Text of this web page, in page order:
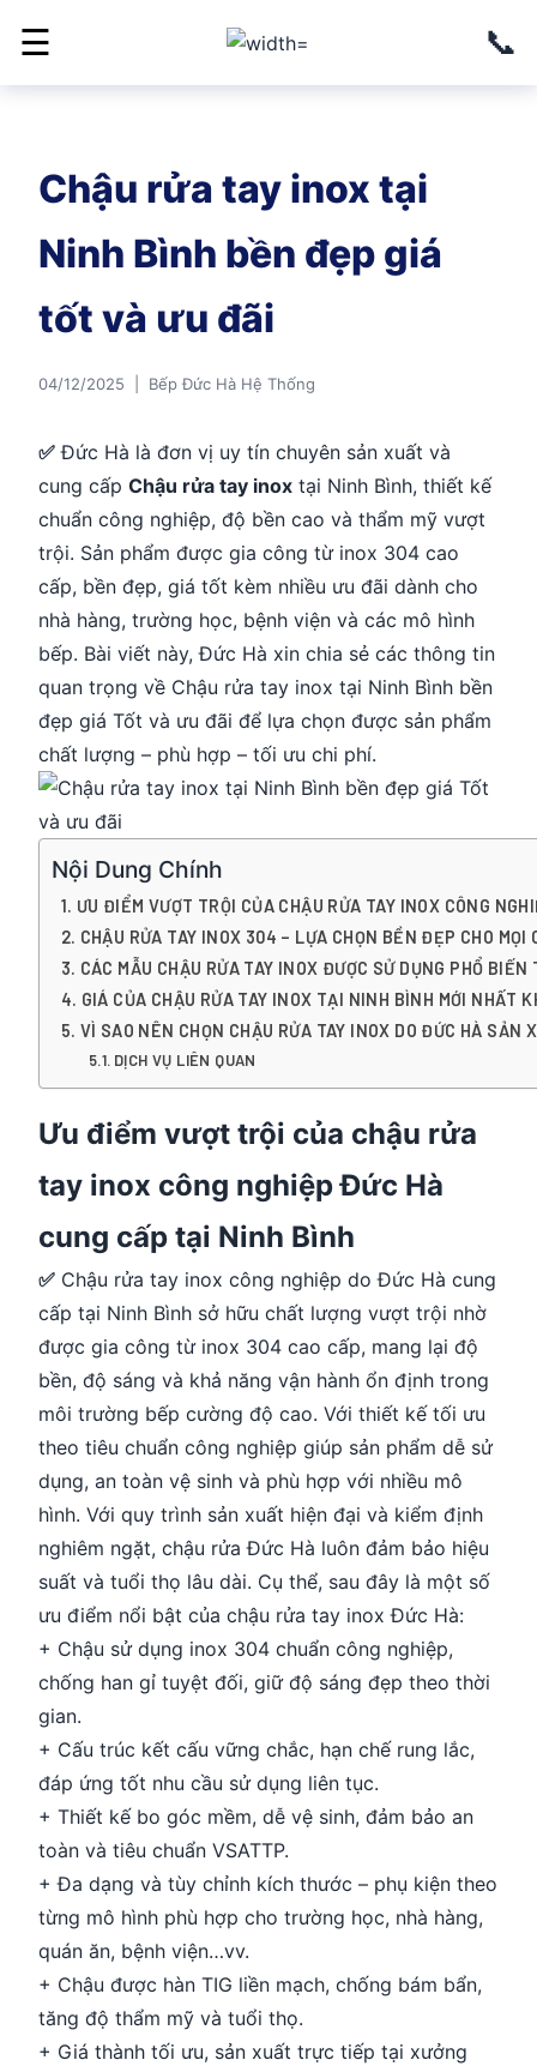
☰ 📞
Chậu rửa tay inox tại
Ninh Bình bền đẹp giá
tốt và ưu đãi
04/12/2025 | Bếp Đức Hà Hệ Thống
✅ Đức Hà là đơn vị uy tín chuyên sản xuất và
cung cấp Chậu rửa tay inox tại Ninh Bình, thiết kế
chuẩn công nghiệp, độ bền cao và thẩm mỹ vượt
trội. Sản phẩm được gia công từ inox 304 cao
cấp, bền đẹp, giá tốt kèm nhiều ưu đãi dành cho
nhà hàng, trường học, bệnh viện và các mô hình
bếp. Bài viết này, Đức Hà xin chia sẻ các thông tin
quan trọng về Chậu rửa tay inox tại Ninh Bình bền
đẹp giá Tốt và ưu đãi để lựa chọn được sản phẩm
chất lượng – phù hợp – tối ưu chi phí.
Nội Dung Chính
ƯU ĐIỂM VƯỢT TRỘI CỦA CHẬU RỬA TAY INOX CÔNG
CHẬU RỬA TAY INOX 304 – LỰA CHỌN BỀN ĐẸP CHO
CÁC MẪU CHẬU RỬA TAY INOX ĐƯỢC SỬ DỤNG PHỔ
GIÁ CỦA CHẬU RỬA TAY INOX TẠI NINH BÌNH MỚI NHẤT
VÌ SAO NÊN CHỌN CHẬU RỬA TAY INOX DO ĐỨC HÀ
DỊCH VỤ LIÊN QUAN
Ưu điểm vượt trội của chậu rửa
tay inox công nghiệp Đức Hà
cung cấp tại Ninh Bình
✅ Chậu rửa tay inox công nghiệp do Đức Hà cung
cấp tại Ninh Bình sở hữu chất lượng vượt trội nhờ
được gia công từ inox 304 cao cấp, mang lại độ
bền, độ sáng và khả năng vận hành ổn định trong
môi trường bếp cường độ cao. Với thiết kế tối ưu
theo tiêu chuẩn công nghiệp giúp sản phẩm dễ sử
dụng, an toàn vệ sinh và phù hợp với nhiều mô
hình. Với quy trình sản xuất hiện đại và kiểm định
nghiêm ngặt, chậu rửa Đức Hà luôn đảm bảo hiệu
suất và tuổi thọ lâu dài. Cụ thể, sau đây là một số
ưu điểm nổi bật của chậu rửa tay inox Đức Hà:
+ Chậu sử dụng inox 304 chuẩn công nghiệp,
chống han gỉ tuyệt đối, giữ độ sáng đẹp theo thời
gian.
+ Cấu trúc kết cấu vững chắc, hạn chế rung lắc,
đáp ứng tốt nhu cầu sử dụng liên tục.
+ Thiết kế bo góc mềm, dễ vệ sinh, đảm bảo an
toàn và tiêu chuẩn VSATTP.
+ Đa dạng và tùy chỉnh kích thước – phụ kiện theo
từng mô hình phù hợp cho trường học, nhà hàng,
quán ăn, bệnh viện…vv.
+ Chậu được hàn TIG liền mạch, chống bám bẩn,
tăng độ thẩm mỹ và tuổi thọ.
+ Giá thành tối ưu, sản xuất trực tiếp tại xưởng